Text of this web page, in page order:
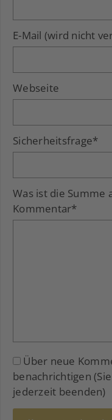
E-Mail (wird nicht
Webseite
Sicherheitsfrage*
Was ist die Summe
Kommentar*
Über neue
benachrichtigen
jederzeit beenden)